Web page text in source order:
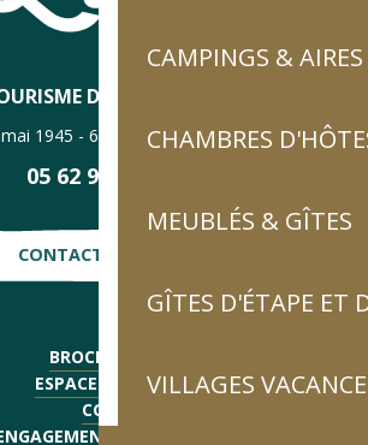
CAMPINGS &
CHAMBRES
MEUBLÉS & GÎTES
GÎTES D'ÉTAPE ET
VILLAGES
DE LUZ-SAINT-SAUVEUR
1945 - 65120 Luz-Saint-Sauveur
05 62 92 30 30
CONTACTE-NOUS !
BROCHURES
ESPACE PRESSE
CGV
QUALITÉ